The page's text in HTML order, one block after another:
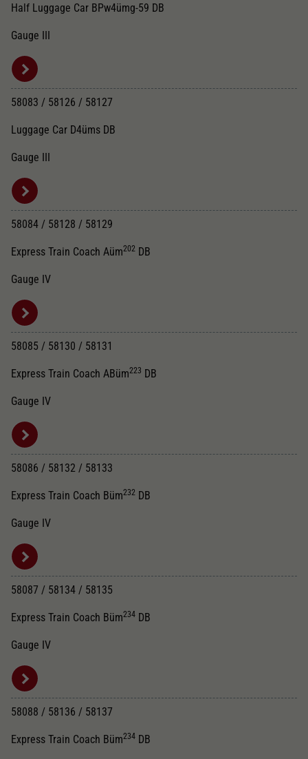
Half Luggage Car BPw4ümg-59 DB
Gauge III
58083 / 58126 / 58127
Luggage Car D4üms DB
Gauge III
58084 / 58128 / 58129
Express Train Coach Aüm202 DB
Gauge IV
58085 / 58130 / 58131
Express Train Coach ABüm223 DB
Gauge IV
58086 / 58132 / 58133
Express Train Coach Büm232 DB
Gauge IV
58087 / 58134 / 58135
Express Train Coach Büm234 DB
Gauge IV
58088 / 58136 / 58137
Express Train Coach Büm234 DB